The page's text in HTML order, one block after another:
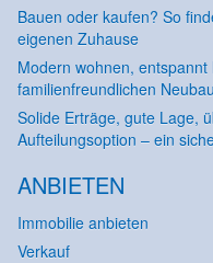
Bauen oder kaufen? So
eigenen Zuhause
Modern wohnen,
familienfreundlichen
Solide Erträge, gute Lage,
Aufteilungsoption – ein
ANBIETEN
Immobilie anbieten
Verkauf